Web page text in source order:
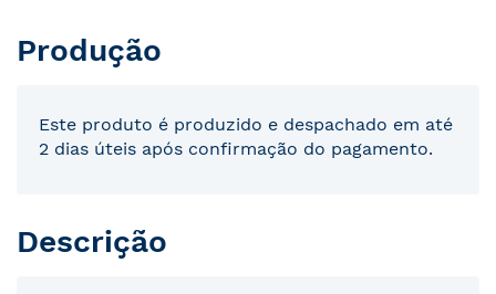
Produção
Este produto é produzido e despachado em até
2 dias úteis após confirmação do pagamento.
Descrição